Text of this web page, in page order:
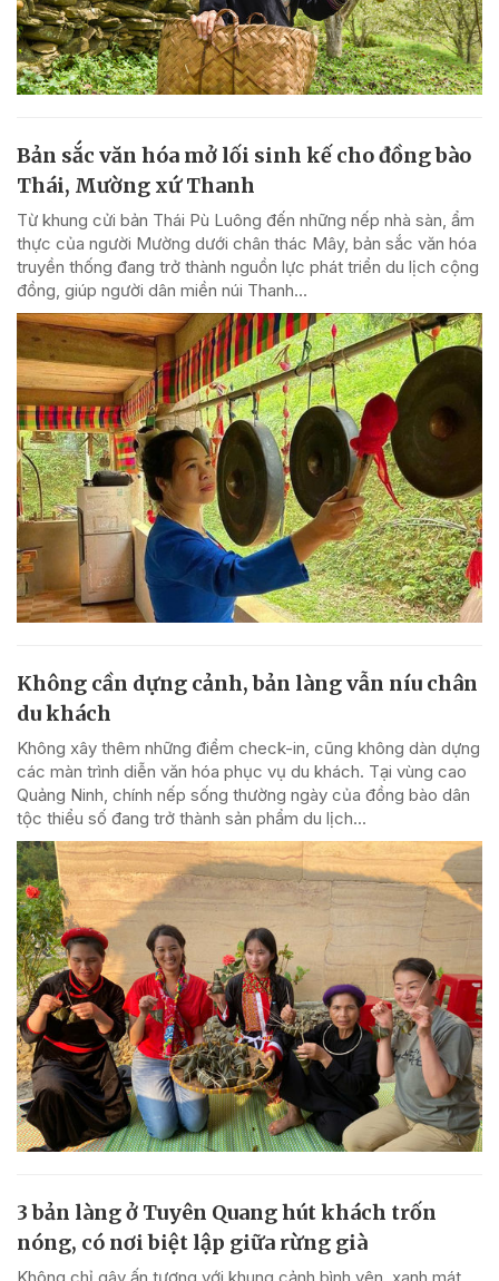
Bản sắc văn hóa mở lối sinh kế cho đồng bào
Thái, Mường xứ Thanh
Từ khung cửi bản Thái Pù Luông đến những nếp nhà sàn, ẩm
thực của người Mường dưới chân thác Mây, bản sắc văn hóa
truyền thống đang trở thành nguồn lực phát triển du lịch cộng
đồng, giúp người dân miền núi Thanh...
Không cần dựng cảnh, bản làng vẫn níu chân
du khách
Không xây thêm những điểm check-in, cũng không dàn dựng
các màn trình diễn văn hóa phục vụ du khách. Tại vùng cao
Quảng Ninh, chính nếp sống thường ngày của đồng bào dân
tộc thiểu số đang trở thành sản phẩm du lịch...
3 bản làng ở Tuyên Quang hút khách trốn
nóng, có nơi biệt lập giữa rừng già